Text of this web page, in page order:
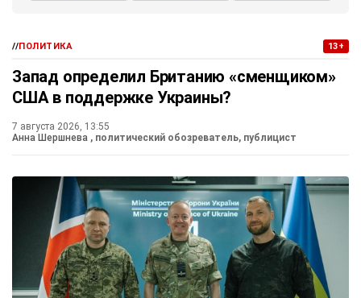
//ПОЛИТИКА 13+
Запад определил Британию «сменщиком»
США в поддержке Украины?
7 августа 2026, 13:55
Анна Шершнева , политический обозреватель, публицист